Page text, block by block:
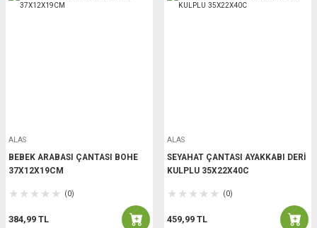
ALAS
BEBEK ARABASI ÇANTASI BOHE
37X12X19CM
(0)
384,99 TL
ALAS
SEYAHAT ÇANTASI AYAKKABI DERİ
KULPLU 35X22X40C
(0)
459,99 TL